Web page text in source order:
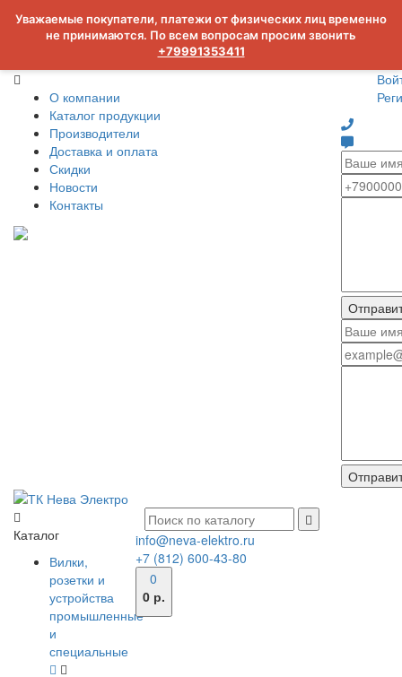
Уважаемые покупатели, платежи от физических лиц временно
не принимаются. По всем вопросам просим звонить
+79991353411
О компании
Каталог продукции
Производители
Доставка и оплата
Скидки
Новости
Контакты
Каталог
Вилки,
розетки и
устройства
промышленные
и
специальные
info@neva-elektro.ru
+7 (812) 600-43-80
0
0 р.